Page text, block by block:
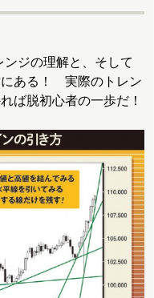
ジの理解と、そして
にある！ 実際のトレン
ば脱初心者の一歩だ！